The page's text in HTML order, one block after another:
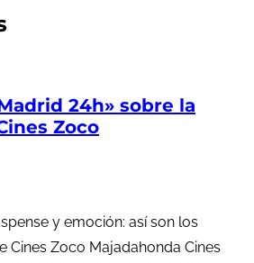
24h» sobre la
Zoco
y emoción: así son los
Cines Zoco Majadahonda Cines